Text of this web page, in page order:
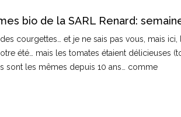
bio de la SARL Renard:
courgettes… et je ne sais pas vous, mais
été… mais les tomates étaient délicieuses
sont les mêmes depuis 10 ans… comme